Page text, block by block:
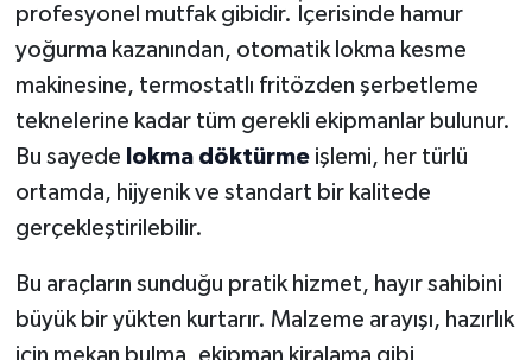
profesyonel mutfak gibidir. İçerisinde hamur
yoğurma kazanından, otomatik lokma kesme
makinesine, termostatlı fritözden şerbetleme
teknelerine kadar tüm gerekli ekipmanlar bulunur.
Bu sayede lokma döktürmeişlemi, her türlü
ortamda, hijyenik ve standart bir kalitede
gerçekleştirilebilir.
Bu araçların sunduğu pratik hizmet, hayır sahibini
büyük bir yükten kurtarır. Malzeme arayışı, hazırlık
için mekan bulma, ekipman kiralama gibi